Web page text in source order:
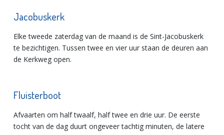
Jacobuskerk
Elke tweede zaterdag van de maand is de Sint-Jacobuskerk
te bezichtigen. Tussen twee en vier uur staan de deuren aan
de Kerkweg open.
Fluisterboot
Afvaarten om half twaalf, half twee en drie uur. De eerste
tocht van de dag duurt ongeveer tachtig minuten, de latere